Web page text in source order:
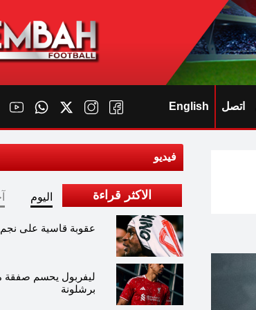
اتصل English
فيديو
الاكثر قراءة اليوم
عقوبة قاسية على نجم
ليفربول يحسم صفقة
برشلونة